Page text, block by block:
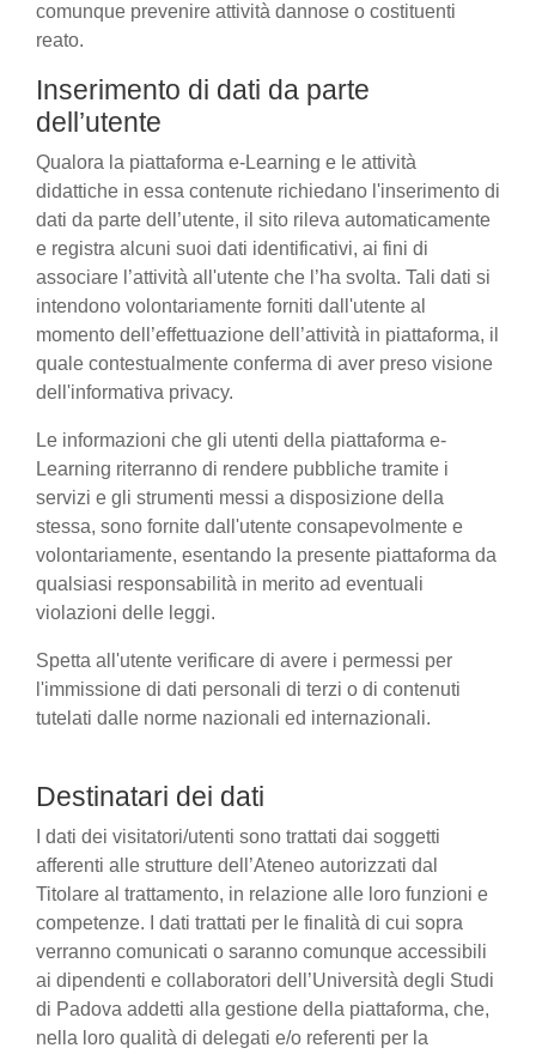
comunque prevenire attività dannose o costituenti
reato.
Inserimento di dati da parte
dell’utente
Qualora la piattaforma e-Learning e le attività
didattiche in essa contenute richiedano l'inserimento di
dati da parte dell’utente, il sito rileva automaticamente
e registra alcuni suoi dati identificativi, ai fini di
associare l’attività all'utente che l’ha svolta. Tali dati si
intendono volontariamente forniti dall'utente al
momento dell’effettuazione dell’attività in piattaforma, il
quale contestualmente conferma di aver preso visione
dell'informativa privacy.
Le informazioni che gli utenti della piattaforma e-
Learning riterranno di rendere pubbliche tramite i
servizi e gli strumenti messi a disposizione della
stessa, sono fornite dall'utente consapevolmente e
volontariamente, esentando la presente piattaforma da
qualsiasi responsabilità in merito ad eventuali
violazioni delle leggi.
Spetta all'utente verificare di avere i permessi per
l'immissione di dati personali di terzi o di contenuti
tutelati dalle norme nazionali ed internazionali.
Destinatari dei dati
I dati dei visitatori/utenti sono trattati dai soggetti
afferenti alle strutture dell’Ateneo autorizzati dal
Titolare al trattamento, in relazione alle loro funzioni e
competenze. I dati trattati per le finalità di cui sopra
verranno comunicati o saranno comunque accessibili
ai dipendenti e collaboratori dell’Università degli Studi
di Padova addetti alla gestione della piattaforma, che,
nella loro qualità di delegati e/o referenti per la